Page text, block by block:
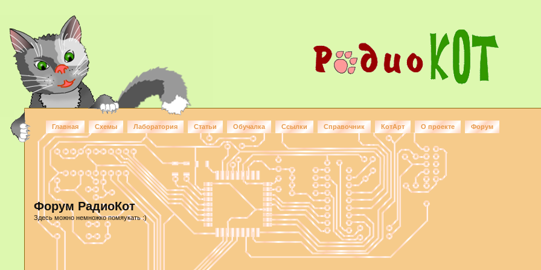
Главная Схемы Лаборатория Статьи Обучалка Ссылки Справочник КотАрт О проекте Форум
Форум РадиоКот
Здесь можно немножко помяукать :)